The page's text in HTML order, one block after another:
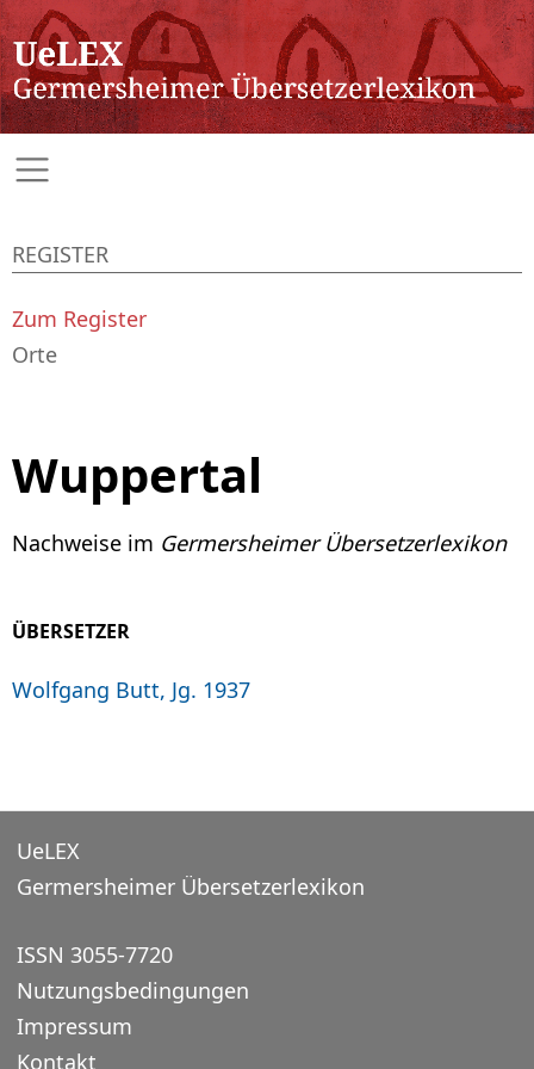
Wuppertal
Nachweise im Germersheimer Übersetzerlexikon
ÜBERSETZER
Wolfgang Butt, Jg. 1937
REGISTER
Zum Register
Orte
UeLEX
Germersheimer Übersetzerlexikon
ISSN 3055-7720
Nutzungsbedingungen
Impressum
Kontakt